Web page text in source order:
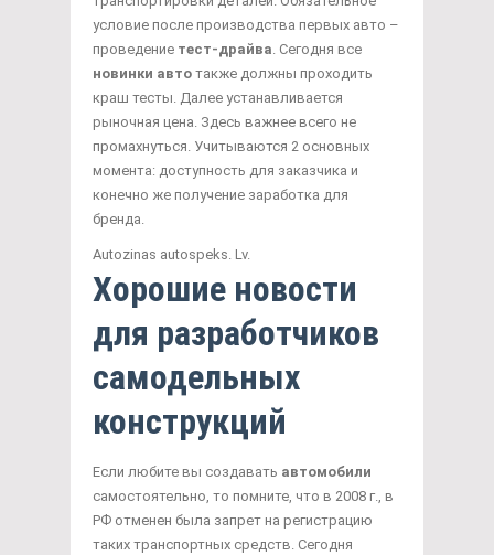
условие после производства первых авто –
проведение тест-драйва . Сегодня все
новинки авто также должны проходить
краш тесты. Далее устанавливается
рыночная цена. Здесь важнее всего не
промахнуться. Учитываются 2 основных
момента: доступность для заказчика и
конечно же получение заработка для
бренда.
Autozinas autospeks. Lv.
Хорошие новости
для разработчиков
самодельных
конструкций
Если любите вы создавать автомобили
самостоятельно, то помните, что в 2008 г., в
РФ отменен была запрет на регистрацию
таких транспортных средств. Сегодня